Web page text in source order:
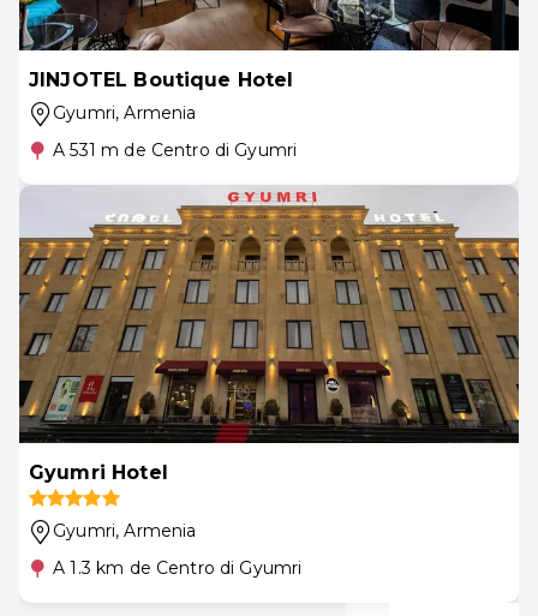
JINJOTEL Boutique Hotel
Gyumri, Armenia
A 531 m de Centro di Gyumri
Gyumri Hotel
Gyumri, Armenia
A 1.3 km de Centro di Gyumri